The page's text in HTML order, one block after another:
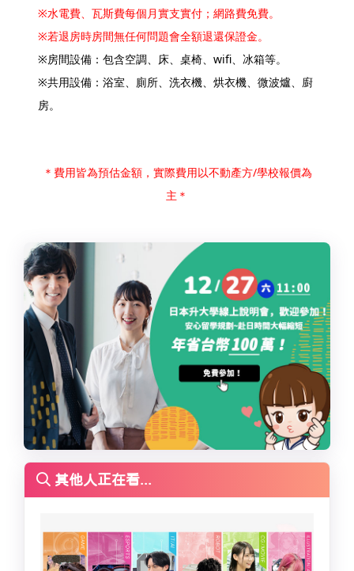
※水電費、瓦斯費每個月實支實付；網路費免費。
※若退房時房間無任何問題會全額退還保證金。
※房間設備：包含空調、床、桌椅、wifi、冰箱等。
※共用設備：浴室、廁所、洗衣機、烘衣機、微波爐、廚
房。
＊費用皆為預估金額，實際費用以不動產方/學校報價為
主＊
其他人正在看...